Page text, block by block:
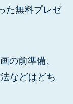
た無料プレゼ
の前準備、
などはどち